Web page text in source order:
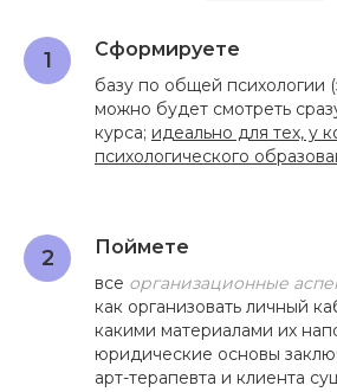
Сформируете
базу по общей психологии
можно будет смотреть
курса; идеально для тех, у
психологического
Поймете
все организационные
как организовать личный
какими материалами их
юридические основы
арт-терапевта и клиента